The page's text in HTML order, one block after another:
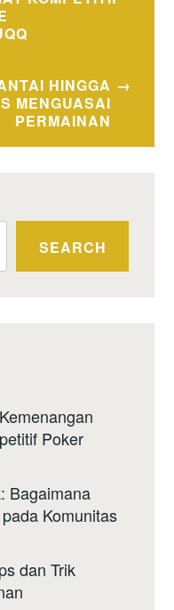
HINGGA
MENGUASAI
PERMAINAN
SEARCH
Poker
Bagaimana
Komunitas
dan Trik